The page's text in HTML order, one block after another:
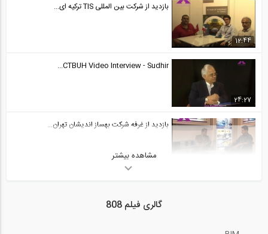
12:44
بازدید از شرکت بین المللی TIS ترکیه ای...
24:27
CTBUH Video Interview - Sudhir...
بازدید از غرفه شرکت بهساز اندیشان تهران...
مشاهده بیشتر
گالری فیلم 808